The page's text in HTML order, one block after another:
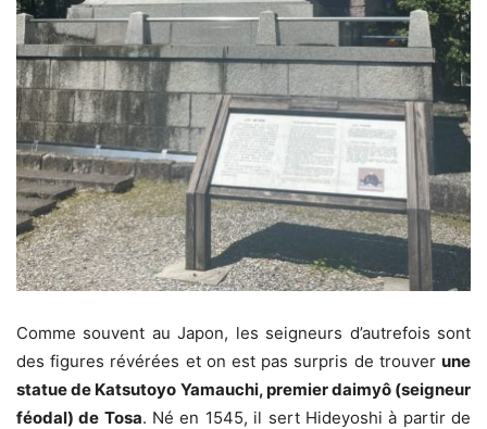
Comme souvent au Japon, les seigneurs d’autrefois sont
des figures révérées et on est pas surpris de trouver une
statue de Katsutoyo Yamauchi, premier daimyô (seigneur
féodal) de Tosa. Né en 1545, il sert Hideyoshi à partir de